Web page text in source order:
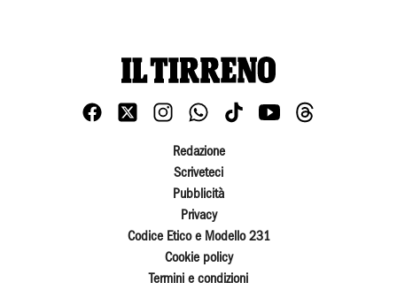
Redazione
Scriveteci
Pubblicità
Privacy
Codice Etico e Modello 231
Cookie policy
Termini e condizioni